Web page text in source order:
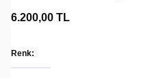
6.200,00 TL
Renk: